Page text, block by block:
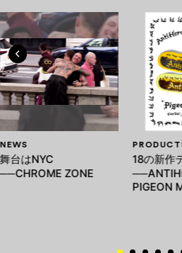
NEWS
舞台はNYC
──CHROME ZONE
18の新作
PIGEON